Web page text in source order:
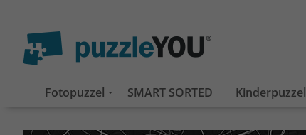
Fotopuzzel SMART SORTED Kinderpuzzel